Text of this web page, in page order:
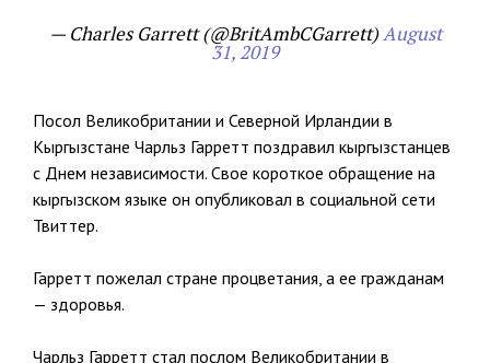
— Charles Garrett (@BritAmbCGarrett)August
31, 2019
Посол Великобритании и Северной Ирландии в
Кыргызстане Чарльз Гарретт поздравил кыргызстанцев
с Днем независимости. Свое короткое обращение на
кыргызском языке он опубликовал в социальной сети
Твиттер.
Гарретт пожелал стране процветания, а ее гражданам
— здоровья.
Чарльз Гарретт стал послом Великобритании в